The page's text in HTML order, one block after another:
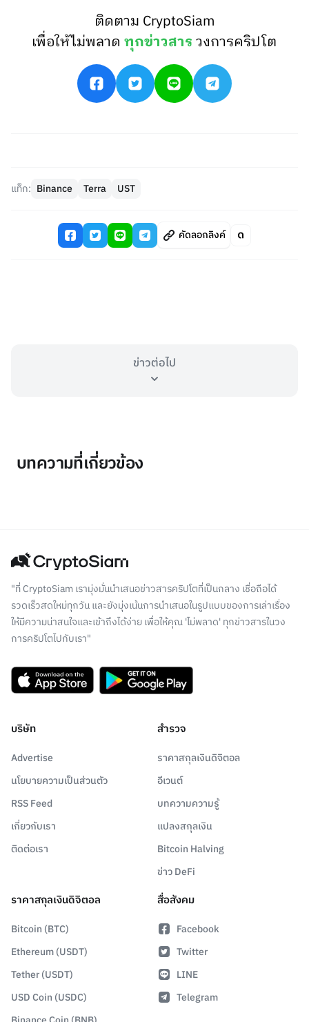
ติดตาม CryptoSiam
เพื่อให้ไม่พลาดทุกข่าวสารวงการคริปโต
แท็ก: Binance Terra UST
คัดลอกลิงค์
ข่าวต่อไป
บทความที่เกี่ยวข้อง
"ที่ CryptoSiam เรามุ่งมั่นนำเสนอข่าวสารคริปโตที่เป็นกลาง เชื่อถือได้
รวดเร็วสดใหม่ทุกวัน และยังมุ่งเน้นการนำเสนอในรูปแบบของการเล่าเรื่อง
ให้มีความน่าสนใจและเข้าถึงได้ง่าย เพื่อให้คุณ 'ไม่พลาด' ทุกข่าวสารในวง
การคริปโตไปกับเรา"
บริษัท
Advertise
นโยบายความเป็นส่วนตัว
RSS Feed
เกี่ยวกับเรา
ติดต่อเรา
สำรวจ
ราคาสกุลเงินดิจิตอล
อีเวนต์
บทความความรู้
แปลงสกุลเงิน
Bitcoin Halving
ข่าว DeFi
ราคาสกุลเงินดิจิตอล
Bitcoin (BTC)
Ethereum (USDT)
Tether (USDT)
USD Coin (USDC)
สื่อสังคม
Facebook
Twitter
LINE
Telegram